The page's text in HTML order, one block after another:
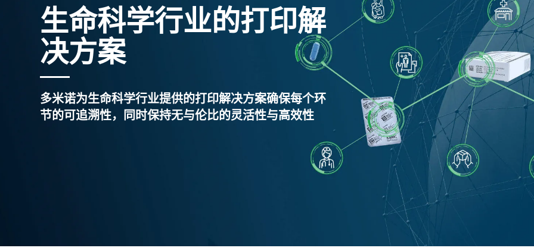
生命科学行业的打印解
决方案
多米诺为生命科学行业提供的打印解决方案确保每个环
节的可追溯性，同时保持无与伦比的灵活性与高效性